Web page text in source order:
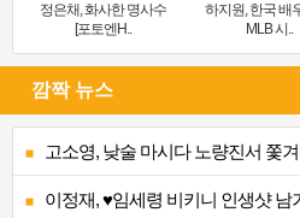
정은채, 화사한 명사수
[포토엔H..
하지원, 한국 배우 최초
MLB 시..
깜짝 뉴스
고소영, 낮술 마시다 노량진서 쫓겨
이정재, ♥임세령 비키니 인생샷